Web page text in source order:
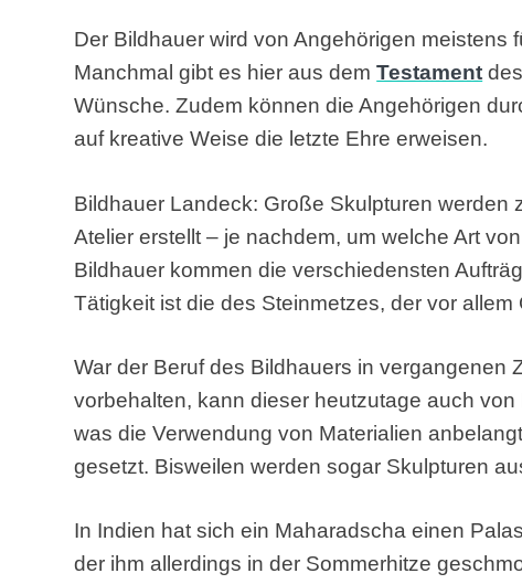
Der Bildhauer wird von Angehörigen meistens
Manchmal gibt es hier aus demTestament
Wünsche. Zudem können die Angehörigen
auf kreative Weise die letzte Ehre erweisen.
Bildhauer Landeck: Große Skulpturen werden
Atelier erstellt – je nachdem, um welche Art
Bildhauer kommen die verschiedensten
Tätigkeit ist die des Steinmetzes, der vor allem
War der Beruf des Bildhauers in vergangenen
vorbehalten, kann dieser heutzutage auch
was die Verwendung von Materialien
gesetzt. Bisweilen werden sogar Skulpturen
In Indien hat sich ein Maharadscha einen
der ihm allerdings in der Sommerhitze